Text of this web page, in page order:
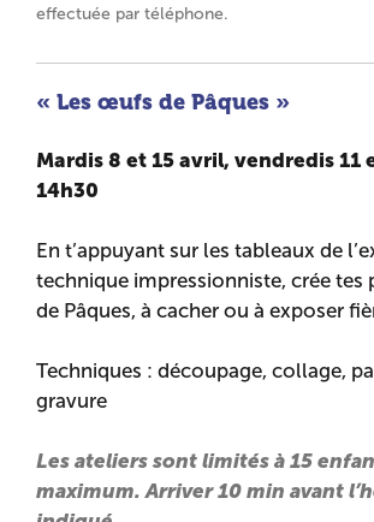
effectuée par téléphone.
«Les œufs de Pâques »
Mardis 8 et 15 avril, vendredis 11
14h30
En t’appuyant sur les tableaux de
technique impressionniste, crée
de Pâques, à cacher ou à exposer
Techniques : découpage, collage,
gravure
Les ateliers sont limités à 15
maximum. Arriver 10 min avant